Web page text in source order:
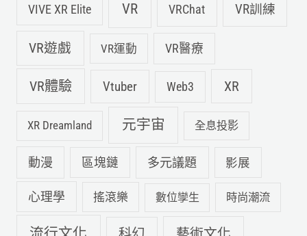
VIVE XR Elite VR VRChat VR訓練
VR遊戲 VR運動 VR醫療
VR體驗 Vtuber Web3 XR
XR Dreamland 元宇宙 全息投影
動漫 區塊鏈 多元議題 影展
心理學 搖滾樂 數位孿生 時尚潮流